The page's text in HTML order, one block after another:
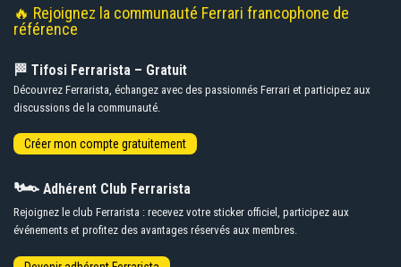
🔥 Rejoignez la communauté Ferrari francophone de
référence
🏁 Tifosi Ferrarista – Gratuit
Découvrez Ferrarista, échangez avec des passionnés Ferrari et participez aux
discussions de la communauté.
🏎️ Adhérent Club Ferrarista
Rejoignez le club Ferrarista : recevez votre sticker officiel, participez aux
événements et profitez des avantages réservés aux membres.